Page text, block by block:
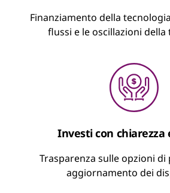
Finanziamento della
flussi e le oscillazioni della
Investi con chiarezza
Trasparenza sulle opzioni di
aggiornamento dei